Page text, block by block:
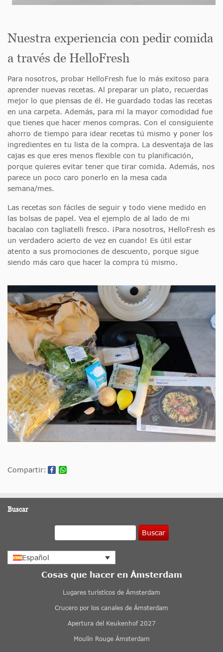
Nuestra experiencia con pedir comida
a través de HelloFresh
Para nosotros, probar HelloFresh fue lo más exitoso para
aprender nuevas recetas. Al preparar un plato, recuerdas
mejor lo que piensas de él. He guardado todas las recetas
en una carpeta. Además, para mí la mayor comodidad fue
que tienes que hacer menos compras. Con el consiguiente
ahorro de tiempo para idear recetas tú mismo y poner los
ingredientes en tu lista de la compra. La desventaja de las
cajas es que eres menos flexible con tu planificación,
porque quieres evitar tener que tirar comida. Además, nos
parece un poco caro ponerlo en la mesa cada
semana/mes.
Las recetas son fáciles de seguir y todo viene medido en
las bolsas de papel. Vea el ejemplo de al lado de mi
bacalao con tagliatelli fresco. ¡Para nosotros, HelloFresh es
un verdadero acierto de vez en cuando! Es útil estar
atento a sus promociones de descuento, porque sigue
siendo más caro que hacer la compra tú mismo.
Compartir:
Buscar
Buscar
Español
Cosas que hacer en Ámsterdam
Lugares turisticos de Ámsterdam
Crucero por los canales de Ámsterdam
Apertura del Keukenhof 2027
Moulin Rouge Ámsterdam